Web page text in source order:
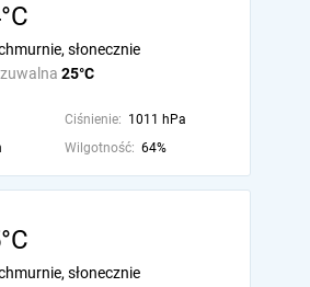
25°C
słonecznie
Ciśnienie: 1011 hPa
Wilgotność: 64%
słonecznie